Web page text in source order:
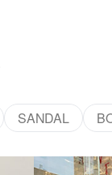
SANDAL